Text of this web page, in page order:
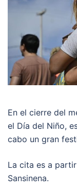
En el cierre del
el Día del Niño,
cabo un gran
La cita es a
Sansinena.